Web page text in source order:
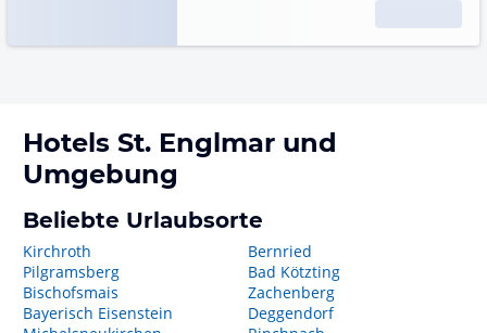
Hotels St. Englmar und
Umgebung
Beliebte Urlaubsorte
Kirchroth
Pilgramsberg
Bischofsmais
Bayerisch Eisenstein
Bernried
Bad Kötzting
Zachenberg
Deggendorf